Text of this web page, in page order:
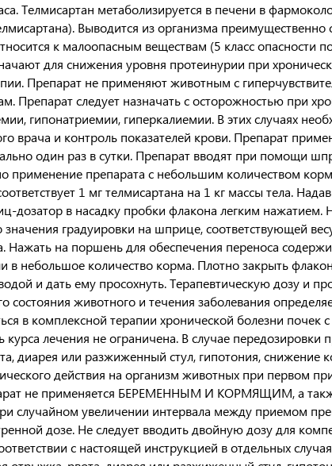
Телмисартан метаболизируется в печени в
Выводится из организма преимущественно
к малоопасным веществам (5 класс опасности
для снижения уровня протеинурии при
Препарат не применяют животным с
Препарат следует назначать с осторожностью при
гипонатриемии, гиперкалиемии. В этих случаях
врача и контроль показателей крови. Препарат
один раз в сутки. Препарат вводят при помощи
применение препарата с небольшим количеством
1 мг телмисартана на 1 кг массы тела.
дозатор в насадку пробки флакона легким
градуировки на шприце, соответствующей
Нажать на поршень для обеспечения переноса
в небольшое количество корма. Плотно закрыть
и дать ему просохнуть. Терапевтическую дозу и
состояния животного и течения заболевания
в комплексной терапии хронической болезни почек
курса лечения не ограничена. В случае
диарея или разжиженный стул, гипотония, снижение
действия на организм животных при первом
не применяется БЕРЕМЕННЫМ И КОРМЯЩИМ, а
увеличении интервала между приемом
дозе. Не следует вводить двойную дозу для
с настоящей инструкцией в отдельных